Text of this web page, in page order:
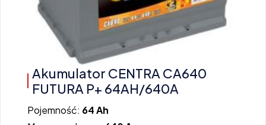
Akumulator CENTRA CA640
FUTURA P+ 64AH/640A
Pojemność: 64 Ah